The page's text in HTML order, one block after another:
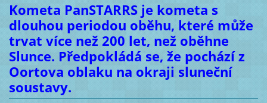
Kometa PanSTARRS je kometa s
dlouhou periodou oběhu, které může
trvat více než 200 let, než oběhne
Slunce. Předpokládá se, že pochází z
Oortova oblaku na okraji sluneční
soustavy.